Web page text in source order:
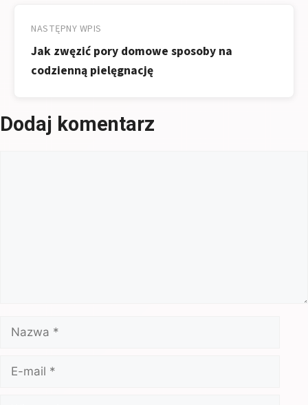
NASTĘPNY WPIS
Jak zwęzić pory domowe sposoby na
codzienną pielęgnację
Dodaj komentarz
Nazwa
mail